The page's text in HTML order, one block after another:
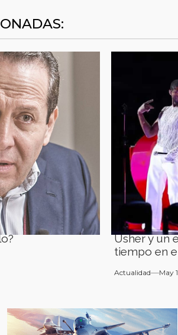
Usher y un
tiempo en
Actualidad May